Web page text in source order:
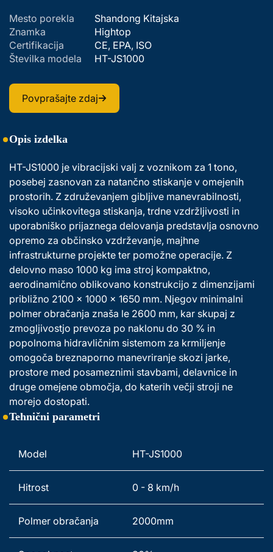
Mesto porekla
Shandong Kitajska
Znamka
Hightop
Certifikacija
CE, EPA, ISO
Številka modela
HT-JS1000
Povprašajte zdaj
Opis izdelka
HT-JS1000 je vibracijski valj z voznikom za 1 tono,
posebej zasnovan za natančno stiskanje v omejenih
prostorih. Z združevanjem gibljive manevrabilnosti,
visoko učinkovitega stiskanja, trdne vzdržljivosti in
uporabniško prijaznega delovanja predstavlja osnovno
opremo za občinsko vzdrževanje, majhne
infrastrukturne projekte ter pomožne operacije. Z
delovno maso 1000 kg ima stroj kompaktno,
aerodinamično oblikovano konstrukcijo z dimenzijami
približno 2100 × 1000 × 1650 mm. Njegov minimalni
polmer obračanja znaša le 2600 mm, kar skupaj z
zmogljivostjo prevoza po naklonu do 30 % in
popolnoma hidravličnim sistemom za krmiljenje
omogoča breznaporno manevriranje skozi jarke,
prostore med posameznimi stavbami, delavnice in
druge omejene območja, do katerih večji stroji ne
morejo dostopati.
Tehnični parametri
Model HT-JS1000
Hitrost 0 - 8 km/h
Polmer obračanja 2000mm